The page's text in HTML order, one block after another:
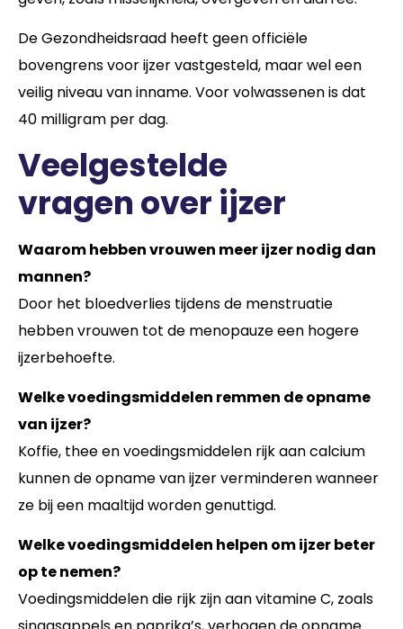
De Gezondheidsraad heeft geen officiële
bovengrens voor ijzer vastgesteld, maar wel een
veilig niveau van inname. Voor volwassenen is dat
40 milligram per dag.
Veelgestelde
vragen over ijzer
Waarom hebben vrouwen meer ijzer nodig dan
mannen?
Door het bloedverlies tijdens de menstruatie
hebben vrouwen tot de menopauze een hogere
ijzerbehoefte.
Welke voedingsmiddelen remmen de opname
van ijzer?
Koffie, thee en voedingsmiddelen rijk aan calcium
kunnen de opname van ijzer verminderen wanneer
ze bij een maaltijd worden genuttigd.
Welke voedingsmiddelen helpen om ijzer beter
op te nemen?
Voedingsmiddelen die rijk zijn aan vitamine C, zoals